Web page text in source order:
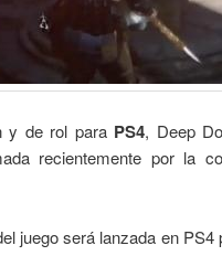
y de rol para PS4, Deep
recientemente por la
juego será lanzada en